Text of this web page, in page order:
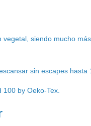
siendo mucho
sin escapes hasta
by Oeko-Tex.